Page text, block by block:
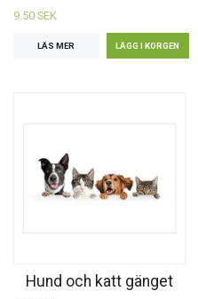
9.50 SEK
LÄS MER
Hund och katt gänget